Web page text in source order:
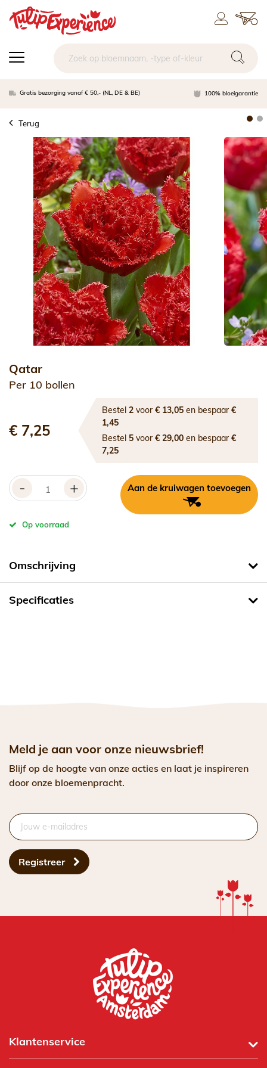
Gratis bezorging vanaf € 50,- (NL, DE & BE) 100% bloeigarantie
Terug
Qatar
Per 10 bollen
€ 7,25
Bestel2 voor€ 13,05 en bespaar€
1,45
Bestel 5 voor€ 29,00 en bespaar€
7,25
- + Aan de kruiwagen toevoegen
Op voorraad
Omschrijving
Specificaties
Meld je aan voor onze nieuwsbrief!
Blijf op de hoogte van onze acties en laat je inspireren
door onze bloemenpracht.
Registreer
Klantenservice